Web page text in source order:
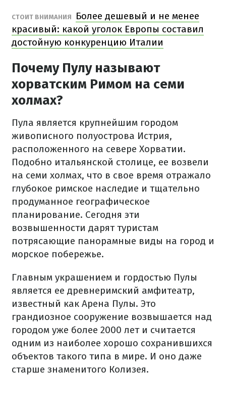
СТОИТ ВНИМАНИЯ
Более дешевый и не менее
красивый: какой уголок Европы составил
достойную конкуренцию Италии
Почему Пулу называют
хорватским Римом на семи
холмах?
Пула является крупнейшим городом
живописного полуострова Истрия,
расположенного на севере Хорватии.
Подобно итальянской столице, ее возвели
на семи холмах, что в свое время отражало
глубокое римское наследие и тщательно
продуманное географическое
планирование. Сегодня эти
возвышенности дарят туристам
потрясающие панорамные виды на город и
морское побережье.
Главным украшением и гордостью Пулы
является ее древнеримский амфитеатр,
известный как Арена Пулы. Это
грандиозное сооружение возвышается над
городом уже более 2000 лет и считается
одним из наиболее хорошо сохранившихся
объектов такого типа в мире. И оно даже
старше знаменитого Колизея.